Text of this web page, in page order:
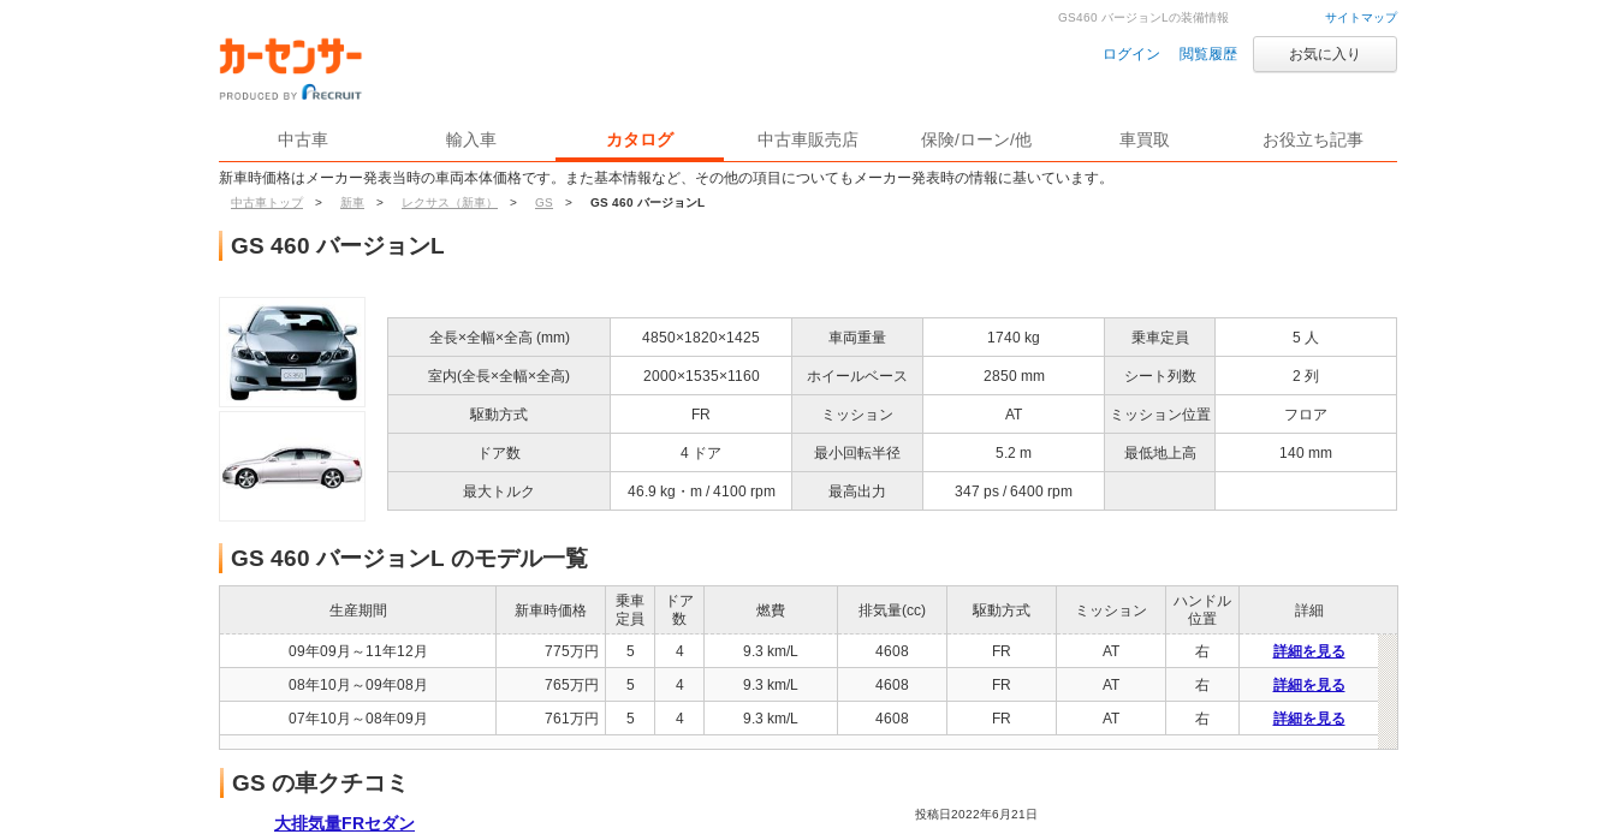
サイトマップ
ログイン 閲覧履歴 お気に入り
中古車 輸入車 カタログ 中古車販売店 保険/ローン/他 車買取 お役立ち記事
新車時価格はメーカー発表当時の車両本体価格です。また基本情報など、その他の項目についてもメーカー発表時の情報に基いています。
中古車トップ > 新車 > レクサス（新車） > GS > GS 460 バージョンL
GS460 バージョンLの装備情報
GS 460 バージョンL
全長×全幅×全高 (mm) 4850×1820×1425 車両重量 1740 kg 乗車定員 5 人
室内(全長×全幅×全高) 2000×1535×1160 ホイールベース 2850 mm シート列数 2 列
駆動方式 FR ミッション AT ミッション位置 フロア
ドア数 4 ドア 最小回転半径 5.2 m 最低地上高 140 mm
最大トルク 46.9 kg・m / 4100 rpm 最高出力 347 ps / 6400 rpm
GS 460 バージョンL のモデル一覧
生産期間 新車時価格
乗車
定員
ドア
数
燃費 排気量(cc) 駆動方式 ミッション
ハンドル
位置
詳細
09年09月～11年12月 775万円 5 4 9.3 km/L 4608 FR AT 右
詳細を見る
08年10月～09年08月
765万円 5 4 9.3 km/L 4608 FR AT 右
詳細を見る
07年10月～08年09月
761万円 5 4 9.3 km/L 4608 FR AT 右 詳細を見る
GS の車クチコミ
大排気量FRセダン 投稿日2022年6月21日